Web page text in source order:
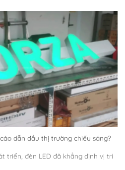
dẫn đầu thị trường chiếu sáng?
triển, đèn LED đã khẳng định vị trí